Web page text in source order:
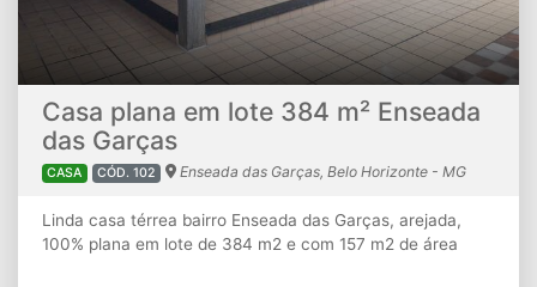
Casa plana em lote 384 m² Enseada
das Garças
CASA CÓD. 102 Enseada das Garças, Belo Horizonte - MG
Linda casa térrea bairro Enseada das Garças, arejada,
100% plana em lote de 384 m2 e com 157 m2 de área